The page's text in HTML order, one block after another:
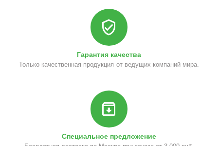
Гарантия качества
Только качественная продукция от ведущих компаний мира.
Специальное предложение